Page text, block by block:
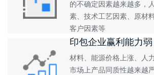
的不确定因素越来越多，
素、技术工艺因素、原材
客户因素等
印包企业赢利能力弱
材料、能源价格上涨、人
市场上产品同质性越来越